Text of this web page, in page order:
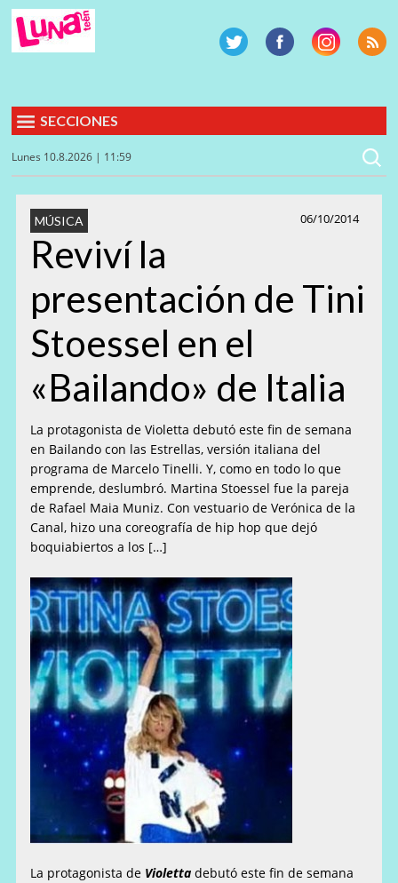
SECCIONES
Lunes 10.8.2026 | 11:59
06/10/2014
MÚSICA
Reviví la
presentación de Tini
Stoessel en el
«Bailando» de Italia
La protagonista de Violetta debutó este fin de semana
en Bailando con las Estrellas, versión italiana del
programa de Marcelo Tinelli. Y, como en todo lo que
emprende, deslumbró. Martina Stoessel fue la pareja
de Rafael Maia Muniz. Con vestuario de Verónica de la
Canal, hizo una coreografía de hip hop que dejó
boquiabiertos a los […]
La protagonista de Violetta debutó este fin de semana